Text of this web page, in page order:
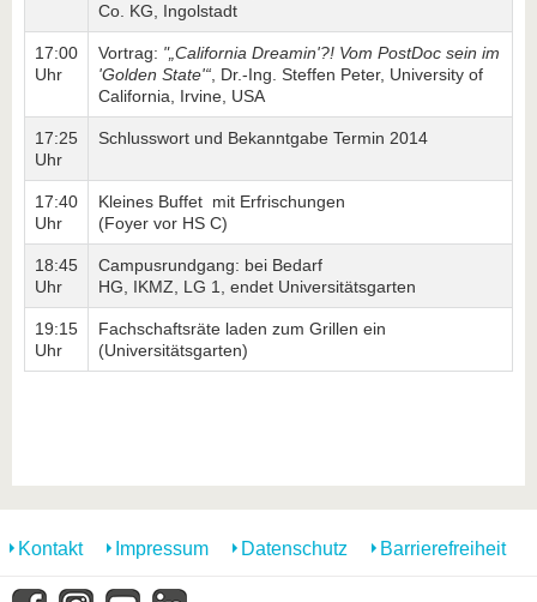
Co. KG, Ingolstadt
17:00
Uhr
Vortrag: "„California Dreamin'?! Vom PostDoc sein im
'Golden State'“ , Dr.-Ing. Steffen Peter, University of
California, Irvine, USA
17:25
Uhr
Schlusswort und Bekanntgabe Termin 2014
17:40
Uhr
Kleines Buffet mit Erfrischungen
(Foyer vor HS C)
18:45
Uhr
Campusrundgang: bei Bedarf
HG, IKMZ, LG 1, endet Universitätsgarten
19:15
Uhr
Fachschaftsräte laden zum Grillen ein
(Universitätsgarten)
Kontakt Impressum Datenschutz Barrierefreiheit